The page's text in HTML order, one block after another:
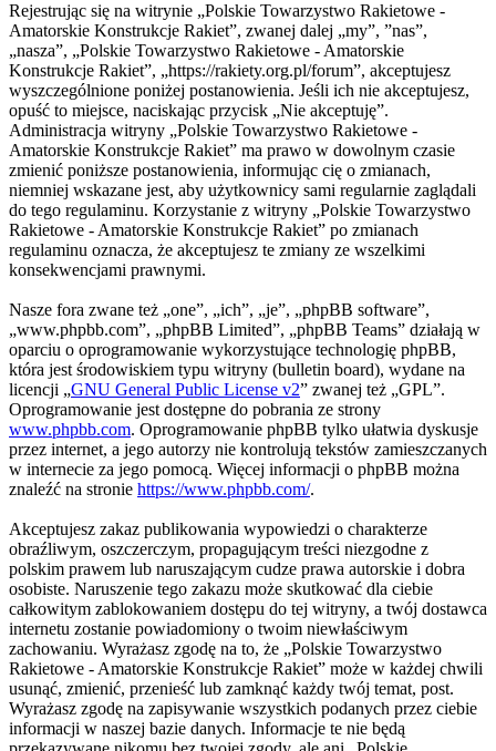
Rejestrując się na witrynie „Polskie Towarzystwo Rakietowe -
Amatorskie Konstrukcje Rakiet”, zwanej dalej „my”, ”nas”,
„nasza”, „Polskie Towarzystwo Rakietowe - Amatorskie
Konstrukcje Rakiet”, „https://rakiety.org.pl/forum”, akceptujesz
wyszczególnione poniżej postanowienia. Jeśli ich nie akceptujesz,
opuść to miejsce, naciskając przycisk „Nie akceptuję”.
Administracja witryny „Polskie Towarzystwo Rakietowe -
Amatorskie Konstrukcje Rakiet” ma prawo w dowolnym czasie
zmienić poniższe postanowienia, informując cię o zmianach,
niemniej wskazane jest, aby użytkownicy sami regularnie zaglądali
do tego regulaminu. Korzystanie z witryny „Polskie Towarzystwo
Rakietowe - Amatorskie Konstrukcje Rakiet” po zmianach
regulaminu oznacza, że akceptujesz te zmiany ze wszelkimi
konsekwencjami prawnymi.
Nasze fora zwane też „one”, „ich”, „je”, „phpBB software”,
„www.phpbb.com”, „phpBB Limited”, „phpBB Teams” działają w
oparciu o oprogramowanie wykorzystujące technologię phpBB,
która jest środowiskiem typu witryny (bulletin board), wydane na
licencji „GNU General Public License v2” zwanej też „GPL”.
Oprogramowanie jest dostępne do pobrania ze strony
www.phpbb.com. Oprogramowanie phpBB tylko ułatwia dyskusje
przez internet, a jego autorzy nie kontrolują tekstów zamieszczanych
w internecie za jego pomocą. Więcej informacji o phpBB można
znaleźć na stronie https://www.phpbb.com/.
Akceptujesz zakaz publikowania wypowiedzi o charakterze
obraźliwym, oszczerczym, propagującym treści niezgodne z
polskim prawem lub naruszającym cudze prawa autorskie i dobra
osobiste. Naruszenie tego zakazu może skutkować dla ciebie
całkowitym zablokowaniem dostępu do tej witryny, a twój dostawca
internetu zostanie powiadomiony o twoim niewłaściwym
zachowaniu. Wyrażasz zgodę na to, że „Polskie Towarzystwo
Rakietowe - Amatorskie Konstrukcje Rakiet” może w każdej chwili
usunąć, zmienić, przenieść lub zamknąć każdy twój temat, post.
Wyrażasz zgodę na zapisywanie wszystkich podanych przez ciebie
informacji w naszej bazie danych. Informacje te nie będą